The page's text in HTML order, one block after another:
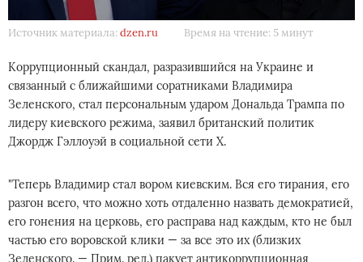
Источник материала: dzen.ru Время на чтение: 5 минут
Коррупционный скандал, разразившийся на Украине и
связанный с ближайшими соратниками Владимира
Зеленского, стал персональным ударом Дональда Трампа по
лидеру киевского режима, заявил британский политик
Джордж Гэллоуэй в социальной сети X.
"Теперь Владимир стал вором киевским. Вся его тирания, его
разгон всего, что можно хоть отдаленно назвать демократией,
его гонения на церковь, его расправа над каждым, кто не был
частью его воровской клики — за все это их (близких
Зеленского. — Прим. ред.) пакует антикоррупционная